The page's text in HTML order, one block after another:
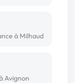
à Milhaud
Avignon